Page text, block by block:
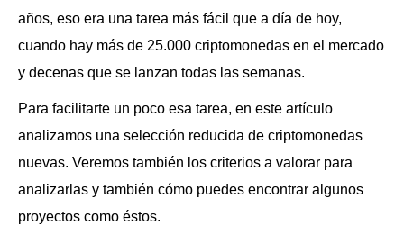
años, eso era una tarea más fácil que a día de hoy,
cuando hay más de 25.000 criptomonedas en el mercado
y decenas que se lanzan todas las semanas.
Para facilitarte un poco esa tarea, en este artículo
analizamos una selección reducida de criptomonedas
nuevas. Veremos también los criterios a valorar para
analizarlas y también cómo puedes encontrar algunos
proyectos como éstos.